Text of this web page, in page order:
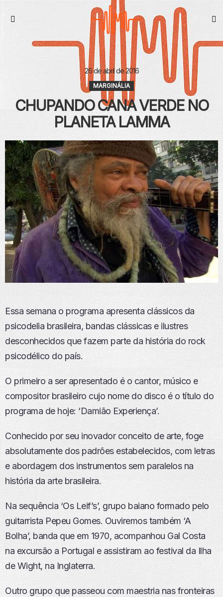
26 de abril de 2016
MARGINÁLIA
CHUPANDO CANA VERDE NO
PLANETA LAMMA
Essa semana o programa apresenta clássicos da
psicodelia brasileira, bandas clássicas e ilustres
desconhecidos que fazem parte da história do rock
psicodélico do país.
O primeiro a ser apresentado é o cantor, músico e
compositor brasileiro cujo nome do disco é o título do
programa de hoje: ‘Damião Experiença’.
Conhecido por seu inovador conceito de arte, foge
absolutamente dos padrões estabelecidos, com letras
e abordagem dos instrumentos sem paralelos na
história da arte brasileira.
Na sequência ‘Os Leif’s’, grupo baiano formado pelo
guitarrista Pepeu Gomes. Ouviremos também ‘A
Bolha’, banda que em 1970, acompanhou Gal Costa
na excursão a Portugal e assistiram ao festival da Ilha
de Wight, na Inglaterra.
Outro grupo que passeou com maestria nas fronteiras